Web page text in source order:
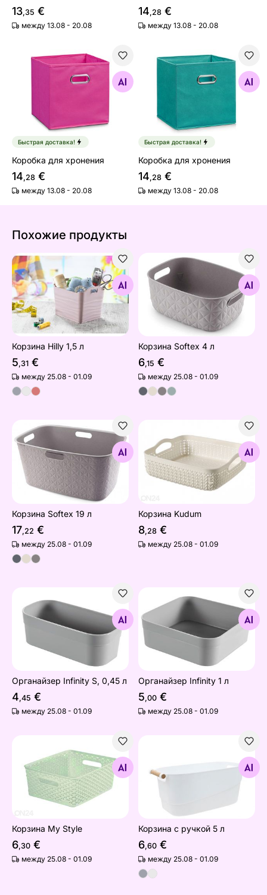
13,35 €
между 13.08 - 20.08
14,28 €
между 13.08 - 20.08
Коробка для хронения
Найдите похожие
Быстрая доставка!
Коробка для хронения
14,28 €
между 13.08 - 20.08
Коробка для хронения
Найдите похожие
Быстрая доставка!
Коробка для хронения
14,28 €
между 13.08 - 20.08
Похожие продукты
Корзина Hilly 1,5 л
Найдите похожие
Корзина Hilly 1,5 л
5,31 €
между 25.08 - 01.09
Корзина Softex 4 л
Корзина Softex 4 л
6,15 €
между 25.08 - 01.09
Корзина Softex 19 л
Найдите похожие
Корзина Softex 19 л
17,22 €
между 25.08 - 01.09
Корзина Kudum
Найдите похожие
Корзина Kudum
8,28 €
между 25.08 - 01.09
Органайзер Infinity S, 0,45 л
Найдите похожие
Органайзер Infinity S, 0,45 л
4,45 €
между 25.08 - 01.09
Органайзер Infinity 1 л
Найдите похожие
Органайзер Infinity 1 л
5,00 €
между 25.08 - 01.09
Корзина My Style
Найдите похожие
Корзина My Style
6,30 €
между 25.08 - 01.09
Найдите похожие
Корзина с ручкой 5 л
6,60 €
между 25.08 - 01.09